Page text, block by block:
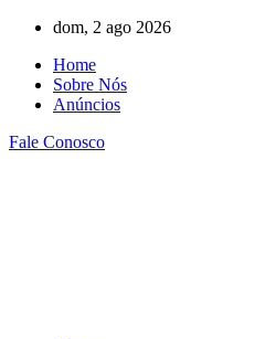
conteúdo
dom, 2 ago 2026
Home
Sobre Nós
Anúncios
Fale Conosco